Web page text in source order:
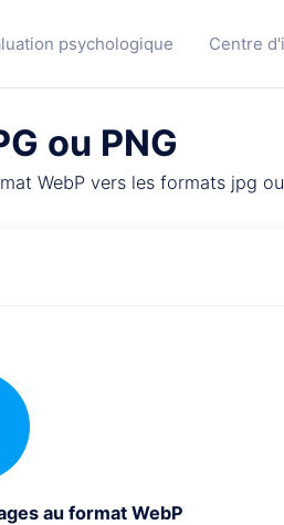
psychologique Centre
ou PNG
WebP vers les formats jpg
au format WebP